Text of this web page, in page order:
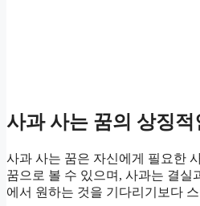
사과 사는 꿈의 상징적
사과 사는 꿈은 자신에게 필요한
꿈으로 볼 수 있으며, 사과는 결실
에서 원하는 것을 기다리기보다